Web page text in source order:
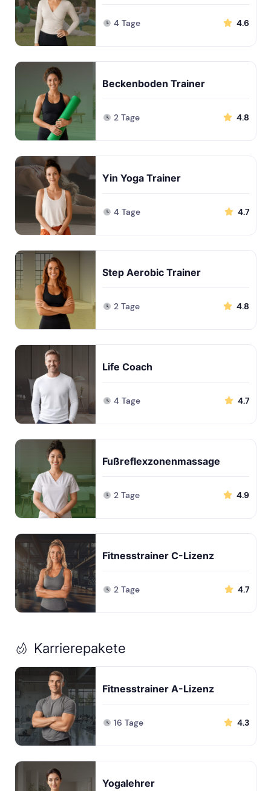
4 Tage 4.6
Beckenboden Trainer
2 Tage 4.8
Yin Yoga Trainer
4 Tage 4.7
Step Aerobic Trainer
2 Tage 4.8
Life Coach
4 Tage 4.7
Fußreflexzonenmassage
2 Tage 4.9
Fitnesstrainer C-Lizenz
2 Tage 4.7
Karrierepakete
Fitnesstrainer A-Lizenz
16 Tage 4.3
Yogalehrer